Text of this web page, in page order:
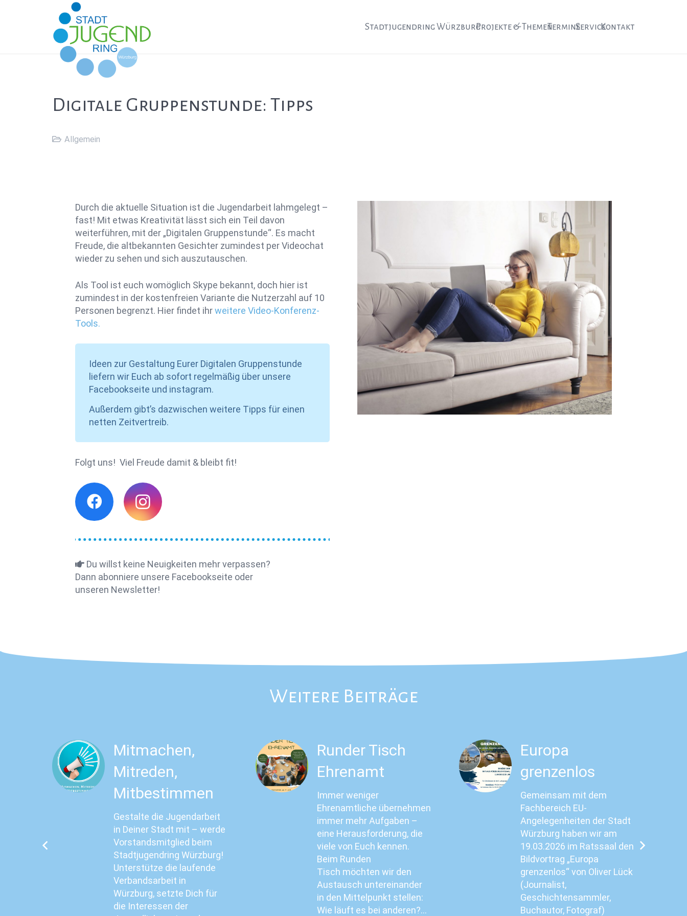
Stadtjugendring WürzburgProjekte & ThemenTermineServiceKontakt
Digitale Gruppenstunde: Tipps
Allgemein
Durch die aktuelle Situation ist die Jugendarbeit lahmgelegt –
fast! Mit etwas Kreativität lässt sich ein Teil davon
weiterführen, mit der „Digitalen Gruppenstunde“. Es macht
Freude, die altbekannten Gesichter zumindest per Videochat
wieder zu sehen und sich auszutauschen.
Als Tool ist euch womöglich Skype bekannt, doch hier ist
zumindest in der kostenfreien Variante die Nutzerzahl auf 10
Personen begrenzt. Hier findet ihrweitere Video-Konferenz-
Tools.
Ideen zur Gestaltung Eurer Digitalen Gruppenstunde
liefern wir Euch ab sofort regelmäßig über unsere
Facebookseite und instagram.
Außerdem gibt’s dazwischen weitere Tipps für einen
netten Zeitvertreib.
Folgt uns! Viel Freude damit & bleibt fit!
Du willst keine Neuigkeiten mehr verpassen?
Dann abonniere unsere Facebookseite oder
unseren Newsletter!
Weitere Beiträge
Mitmachen,
Mitreden,
Mitbestimmen
Gestalte die Jugendarbeit
in Deiner Stadt mit – werde
Vorstandsmitglied beim
Stadtjugendring Würzburg!
Unterstütze die laufende
Verbandsarbeit in
Würzburg, setzte Dich für
die Interessen der
Runder Tisch
Ehrenamt
Immer weniger
Ehrenamtliche übernehmen
immer mehr Aufgaben –
eine Herausforderung, die
viele von Euch kennen.
Beim Runden
Tisch möchten wir den
Austausch untereinander
in den Mittelpunkt stellen:
Wie läuft es bei anderen?…
Europa
grenzenlos
Gemeinsam mit dem
Fachbereich EU-
Angelegenheiten der Stadt
Würzburg haben wir am
19.03.2026 im Ratssaal den
Bildvortrag „Europa
grenzenlos“ von Oliver Lück
(Journalist,
Geschichtensammler,
Buchautor, Fotograf)